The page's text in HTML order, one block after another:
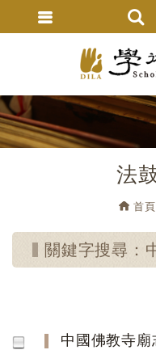
法
首頁
關鍵字搜尋：
中國佛教寺